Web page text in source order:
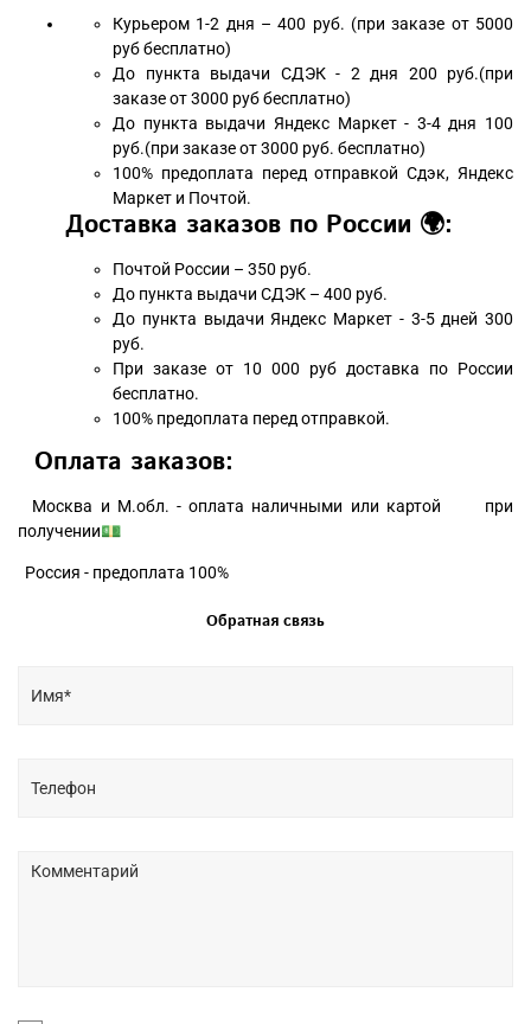
Курьером 1-2 дня – 400 руб. (при заказе от 5000
руб бесплатно)
До пункта выдачи СДЭК - 2 дня 200 руб.(при
заказе от 3000 руб бесплатно)
До пункта выдачи Яндекс Маркет - 3-4 дня 100
руб.(при заказе от 3000 руб. бесплатно)
100% предоплата перед отправкой Сдэк, Яндекс
Маркет и Почтой.
Доставка заказов по России 🌍:
Почтой России – 350 руб.
До пункта выдачи СДЭК – 400 руб.
До пункта выдачи Яндекс Маркет - 3-5 дней 300
руб.
При заказе от 10 000 руб доставка по России
бесплатно.
100% предоплата перед отправкой.
Оплата заказов:
Москва и М.обл. - оплата наличными или картой при
получении💵
Россия - предоплата 100%
Обратная связь